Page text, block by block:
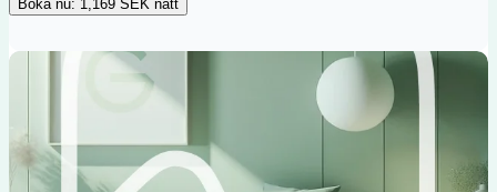
Boka nu: 1,169 SEK natt